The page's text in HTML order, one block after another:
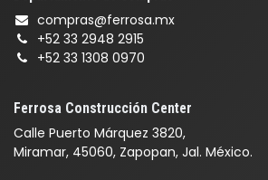
Ferrosa Construcción Center
Calle Puerto Márquez 3820,
Miramar, 45060, Zapopan, Jal. México.
compras@ferrosa.mx
+52 33 2948 2915
+52 33 1308 0970